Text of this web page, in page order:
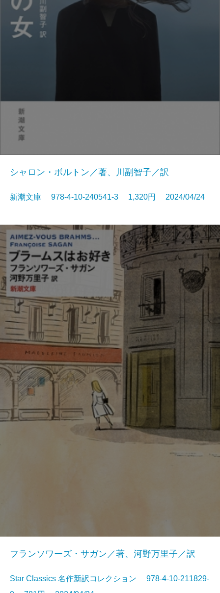
シャロン・ボルトン／著、川副智子／訳
新潮文庫 978-4-10-240541-3 1,320円 2024/04/24
フランソワーズ・サガン／著、河野万里子／訳
Star Classics 名作新訳コレクション 978-4-10-211829-